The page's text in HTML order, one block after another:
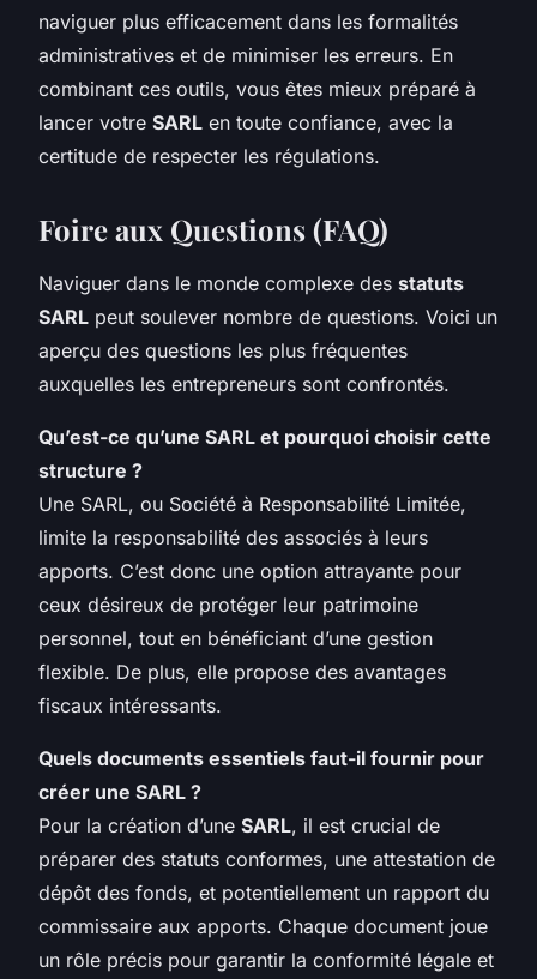
naviguer plus efficacement dans les formalités
administratives et de minimiser les erreurs. En
combinant ces outils, vous êtes mieux préparé à
lancer votre SARL en toute confiance, avec la
certitude de respecter les régulations.
Foire aux Questions (FAQ)
Naviguer dans le monde complexe des statuts
SARL peut soulever nombre de questions. Voici un
aperçu des questions les plus fréquentes
auxquelles les entrepreneurs sont confrontés.
Qu’est-ce qu’une SARL et pourquoi choisir cette
structure ?
Une SARL, ou Société à Responsabilité Limitée,
limite la responsabilité des associés à leurs
apports. C’est donc une option attrayante pour
ceux désireux de protéger leur patrimoine
personnel, tout en bénéficiant d’une gestion
flexible. De plus, elle propose des avantages
fiscaux intéressants.
Quels documents essentiels faut-il fournir pour
créer une SARL ?
Pour la création d’une SARL, il est crucial de
préparer des statuts conformes, une attestation de
dépôt des fonds, et potentiellement un rapport du
commissaire aux apports. Chaque document joue
un rôle précis pour garantir la conformité légale et